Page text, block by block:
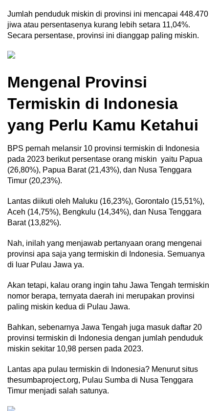
Jumlah penduduk miskin di provinsi ini mencapai 448.470
jiwa atau persentasenya kurang lebih setara 11,04%.
Secara persentase, provinsi ini dianggap paling miskin.
Mengenal Provinsi
Termiskin di Indonesia
yang Perlu Kamu Ketahui
BPS pernah melansir 10 provinsi termiskin di Indonesia
pada 2023 berikut persentase orang miskin yaitu Papua
(26,80%), Papua Barat (21,43%), dan Nusa Tenggara
Timur (20,23%).
Lantas diikuti oleh Maluku (16,23%), Gorontalo (15,51%),
Aceh (14,75%), Bengkulu (14,34%), dan Nusa Tenggara
Barat (13,82%).
Nah, inilah yang menjawab pertanyaan orang mengenai
provinsi apa saja yang termiskin di Indonesia. Semuanya
di luar Pulau Jawa ya.
Akan tetapi, kalau orang ingin tahu Jawa Tengah termiskin
nomor berapa, ternyata daerah ini merupakan provinsi
paling miskin kedua di Pulau Jawa.
Bahkan, sebenarnya Jawa Tengah juga masuk daftar 20
provinsi termiskin di Indonesia dengan jumlah penduduk
miskin sekitar 10,98 persen pada 2023.
Lantas apa pulau termiskin di Indonesia? Menurut situs
thesumbaproject.org, Pulau Sumba di Nusa Tenggara
Timur menjadi salah satunya.